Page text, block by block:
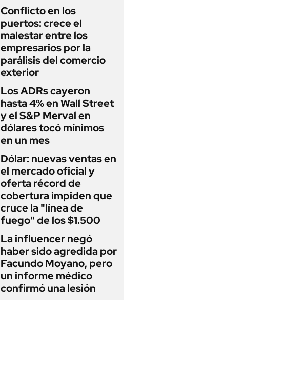
Conflicto en los
puertos: crece el
malestar entre los
empresarios por la
parálisis del comercio
exterior
Los ADRs cayeron
hasta 4% en Wall Street
y el S&P Merval en
dólares tocó mínimos
en un mes
Dólar: nuevas ventas en
el mercado oficial y
oferta récord de
cobertura impiden que
cruce la "línea de
fuego" de los $1.500
La influencer negó
haber sido agredida por
Facundo Moyano, pero
un informe médico
confirmó una lesión